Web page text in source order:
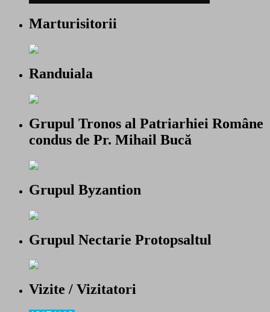
Marturisitorii
Randuiala
Grupul Tronos al Patriarhiei Române
condus de Pr. Mihail Bucă
Grupul Byzantion
Grupul Nectarie Protopsaltul
Vizite / Vizitatori